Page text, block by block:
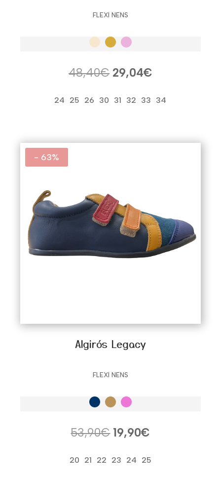
FLEXI NENS
48,40€ El
original
29,04€El
actual
24 25 26 30 31 32 33 34
- 63%
Algirós Legacy
FLEXI NENS
53,90€ El
original
19,90€
actual
20 21 22 23 24 25